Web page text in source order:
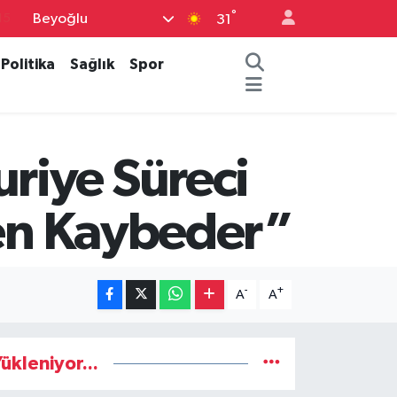
Beyoğlu 31 °
Politika Sağlık
Spor
Süreci
Kaybeder”
A- A+